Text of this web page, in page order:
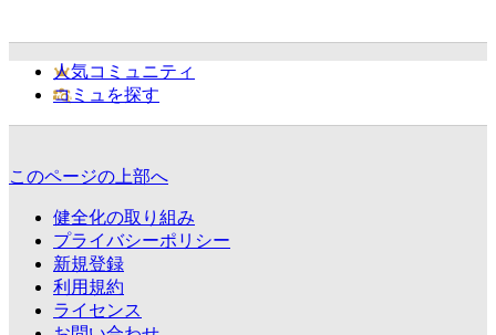
人気コミュニティ
コミュを探す
このページの上部へ
健全化の取り組み
プライバシーポリシー
新規登録
利用規約
ライセンス